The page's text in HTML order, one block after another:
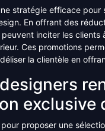
stratégie efficace pour
En offrant des
inciter les
Ces promotions
la clientèle en
exclusive
proposer une